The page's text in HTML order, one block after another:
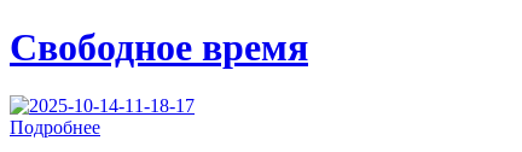
Свободное время
Подробнее